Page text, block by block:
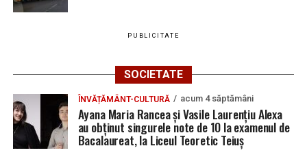
PUBLICITATE
SOCIETATE
ÎNVĂȚĂMÂNT-CULTURĂ acum 4 săptămâni
Ayana Maria Rancea și Vasile Laurențiu Alexa
au obținut singurele note de 10 la examenul de
Bacalaureat, la Liceul Teoretic Teiuș